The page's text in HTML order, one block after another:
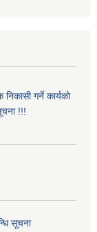
गर्ने कार्यको
!!!
सूचना